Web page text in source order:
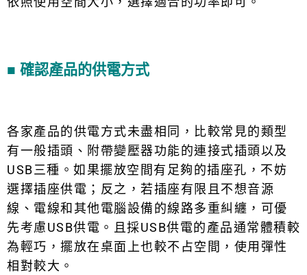
■ 確認產品的供電方式
各家產品的供電方式未盡相同，比較常見的類型
有一般插頭、附帶變壓器功能的連接式插頭以及
USB三種。如果擺放空間有足夠的插座孔，不妨
選擇插座供電；反之，若插座有限且不想音源
線、電線和其他電腦設備的線路多重糾纏，可優
先考慮USB供電。且採USB供電的產品通常體積較
為輕巧，擺放在桌面上也較不占空間，使用彈性
相對較大。